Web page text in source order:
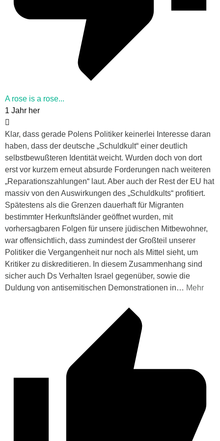
A rose is a rose...
1 Jahr her
Klar, dass gerade Polens Politiker keinerlei Interesse daran
haben, dass der deutsche „Schuldkult“ einer deutlich
selbstbewußteren Identität weicht. Wurden doch von dort
erst vor kurzem erneut absurde Forderungen nach weiteren
„Reparationszahlungen“ laut. Aber auch der Rest der EU hat
massiv von den Auswirkungen des „Schuldkults“ profitiert.
Spätestens als die Grenzen dauerhaft für Migranten
bestimmter Herkunftsländer geöffnet wurden, mit
vorhersagbaren Folgen für unsere jüdischen Mitbewohner,
war offensichtlich, dass zumindest der Großteil unserer
Politiker die Vergangenheit nur noch als Mittel sieht, um
Kritiker zu diskreditieren. In diesem Zusammenhang sind
sicher auch Ds Verhalten Israel gegenüber, sowie die
Duldung von antisemitischen Demonstrationen in… Mehr